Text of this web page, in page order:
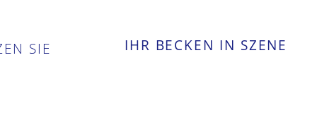
SIE IHR BECKEN IN SZENE